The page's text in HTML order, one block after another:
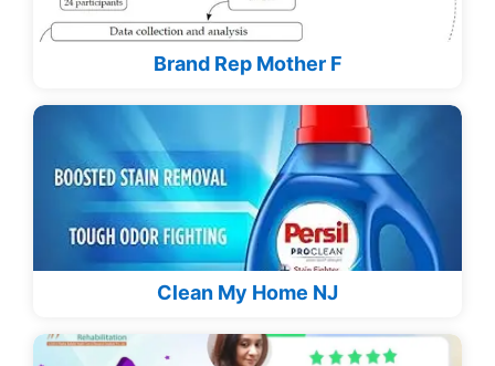
Brand Rep Mother F
Clean My Home NJ